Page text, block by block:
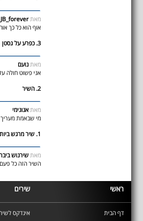
מאתJB_forever
אוף הוא כל כך
3. כפרע על גסטן
מאתנועם
אני פשוט חולה
2. השיר
מאתאנונימי
מי שבאמת
1. שיר מרגש ביותר!!
מאתשירנוש
השיר הזה כל
ראשי שירים
דף הבית
אינדקס